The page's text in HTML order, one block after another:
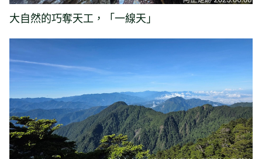
大自然的巧奪天工，「一線天」